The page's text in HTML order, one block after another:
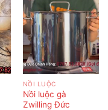
NỒI LUỘC
Nồi luộc gà
Zwilling Đức